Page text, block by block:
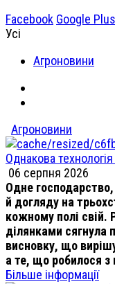
Facebook Google Plus
Усі
Агроновини
Агроновини
Однакова
06 серпня 2026
Одне
й догляду на
кожному полі
ділянками сягнула
висновку, що
а те, що робилося
Більше інформації